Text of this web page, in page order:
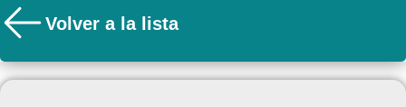
Volver a la lista